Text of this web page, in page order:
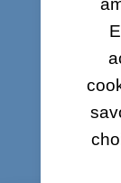
J'ai
de